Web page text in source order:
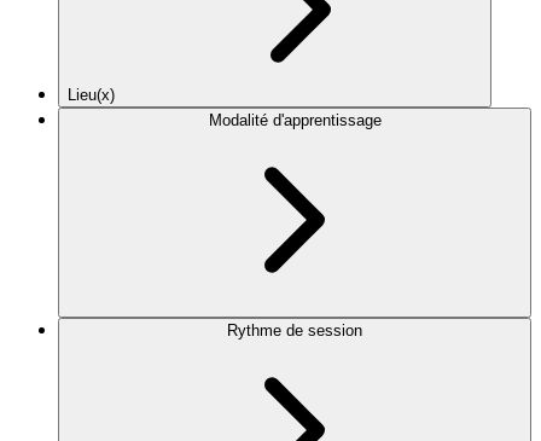
Lieu(x)
Modalité d'apprentissage
Rythme de session